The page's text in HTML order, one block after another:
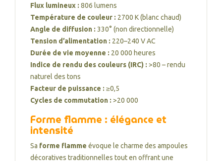
Flux lumineux : 806 lumens
Température de couleur : 2700 K (blanc chaud)
Angle de diffusion : 330° (non directionnelle)
Tension d’alimentation : 220–240 V AC
Durée de vie moyenne : 20 000 heures
Indice de rendu des couleurs (IRC) : >80 – rendu
naturel des tons
Facteur de puissance : ≥0,5
Cycles de commutation : >20 000
Forme flamme : élégance et
intensité
Sa forme flamme évoque le charme des ampoules
décoratives traditionnelles tout en offrant une